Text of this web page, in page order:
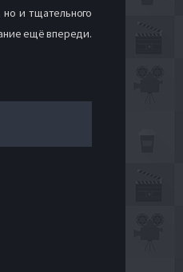
и тщательного
ещё впереди.